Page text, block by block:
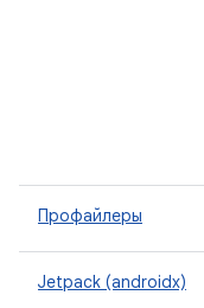
Профайлеры
Jetpack (androidx)